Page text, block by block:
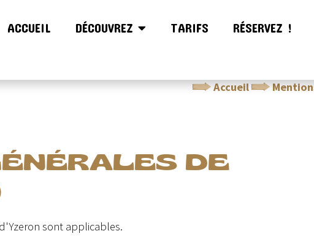
ACCUEIL DÉCOUVREZ TARIFS RÉSERVEZ !
Accueil
DE
sont applicables.